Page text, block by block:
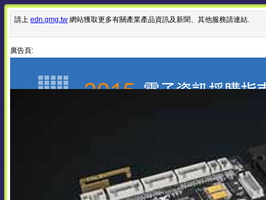
請上 edn.gmg.tw 網站獲取更多有關產業產品資訊及新聞、其他服務請連結.
廣告頁: